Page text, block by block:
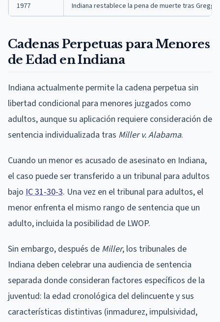
1977 Indiana restablece la pena de muerte tras Gregg
Cadenas Perpetuas para Menores
de Edad en Indiana
Indiana actualmente permite la cadena perpetua sin
libertad condicional para menores juzgados como
adultos, aunque su aplicación requiere consideración de
sentencia individualizada tras Miller v. Alabama.
Cuando un menor es acusado de asesinato en Indiana,
el caso puede ser transferido a un tribunal para adultos
bajo IC 31-30-3. Una vez en el tribunal para adultos, el
menor enfrenta el mismo rango de sentencia que un
adulto, incluida la posibilidad de LWOP.
Sin embargo, después de Miller, los tribunales de
Indiana deben celebrar una audiencia de sentencia
separada donde consideran factores específicos de la
juventud: la edad cronológica del delincuente y sus
características distintivas (inmadurez, impulsividad,